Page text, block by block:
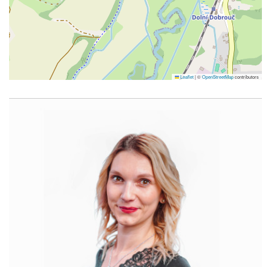
Leaflet|©OpenStreetMapcontributors